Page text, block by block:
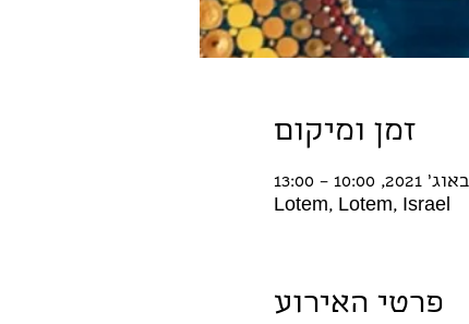
זמן ומיקום
Lotem, Lotem, Israel
פרטי האירוע